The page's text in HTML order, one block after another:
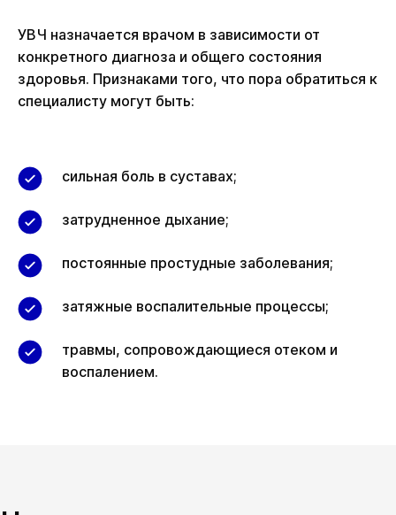
УВЧ назначается врачом в зависимости от
конкретного диагноза и общего состояния
здоровья. Признаками того, что пора обратиться к
специалисту могут быть:
сильная боль в суставах;
затрудненное дыхание;
постоянные простудные заболевания;
затяжные воспалительные процессы;
травмы, сопровождающиеся отеком и
воспалением.